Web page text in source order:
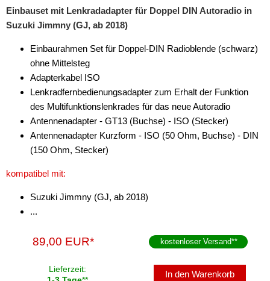
für Citroen
für Dacia
für Daihatsu
für Fiat
für Ford
Einbauset mit Lenkradadapter für Doppel DIN Autoradio in
Suzuki Jimmny (GJ, ab 2018)
Einbaurahmen Set für Doppel-DIN Radioblende (schwarz)
ohne Mittelsteg
Adapterkabel ISO
Lenkradfernbedienungsadapter zum Erhalt der Funktion
des Multifunktionslenkrades für das neue Autoradio
Antennenadapter - GT13 (Buchse) - ISO (Stecker)
Antennenadapter Kurzform - ISO (50 Ohm, Buchse) - DIN
(150 Ohm, Stecker)
kompatibel mit:
Suzuki Jimmny (GJ, ab 2018)
...
89,00 EUR* kostenloser Versand**
Lieferzeit:
In den Warenkorb